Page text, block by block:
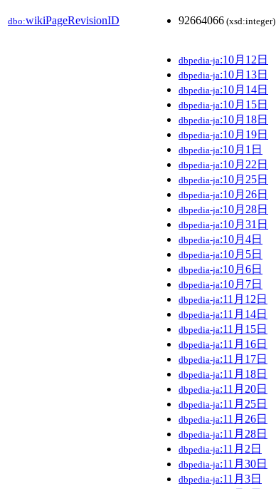
dbo:wikiPageRevisionID 92664066 (xsd:integer)
dbpedia-ja:10月12日
dbpedia-ja:10月13日
dbpedia-ja:10月14日
dbpedia-ja:10月15日
dbpedia-ja:10月18日
dbpedia-ja:10月19日
dbpedia-ja:10月1日
dbpedia-ja:10月22日
dbpedia-ja:10月25日
dbpedia-ja:10月26日
dbpedia-ja:10月28日
dbpedia-ja:10月31日
dbpedia-ja:10月4日
dbpedia-ja:10月5日
dbpedia-ja:10月6日
dbpedia-ja:10月7日
dbpedia-ja:11月12日
dbpedia-ja:11月14日
dbpedia-ja:11月15日
dbpedia-ja:11月16日
dbpedia-ja:11月17日
dbpedia-ja:11月18日
dbpedia-ja:11月20日
dbpedia-ja:11月25日
dbpedia-ja:11月26日
dbpedia-ja:11月28日
dbpedia-ja:11月2日
dbpedia-ja:11月30日
dbpedia-ja:11月3日